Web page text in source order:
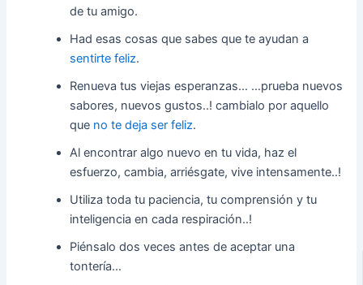
de tu amigo.
Had esas cosas que sabes que te ayudan a
sentirte feliz.
Renueva tus viejas esperanzas… …prueba nuevos
sabores, nuevos gustos..! cambialo por aquello
que no te deja ser feliz.
Al encontrar algo nuevo en tu vida, haz el
esfuerzo, cambia, arriésgate, vive intensamente..!
Utiliza toda tu paciencia, tu comprensión y tu
inteligencia en cada respiración..!
Piénsalo dos veces antes de aceptar una
tontería…